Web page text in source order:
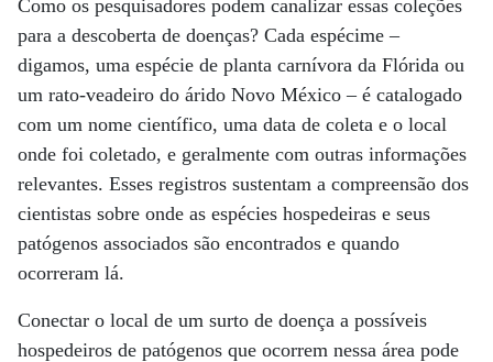
Como os pesquisadores podem canalizar essas coleções
para a descoberta de doenças? Cada espécime –
digamos, uma espécie de planta carnívora da Flórida ou
um rato-veadeiro do árido Novo México – é catalogado
com um nome científico, uma data de coleta e o local
onde foi coletado, e geralmente com outras informações
relevantes. Esses registros sustentam a compreensão dos
cientistas sobre onde as espécies hospedeiras e seus
patógenos associados são encontrados e quando
ocorreram lá.
Conectar o local de um surto de doença a possíveis
hospedeiros de patógenos que ocorrem nessa área pode